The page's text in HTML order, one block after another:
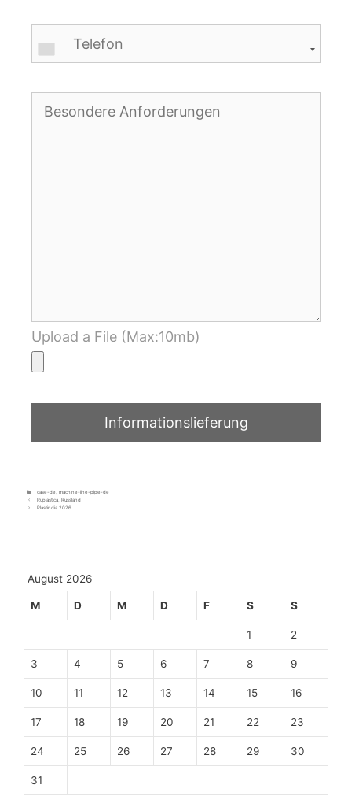
Upload a File (Max:10mb)
case-de
machine-line-pipe-de
Ruplastica, Russland
Plastindia 2026
August 2026
M D M D F S S
1 2
3 4 5 6 7 8 9
10 11 12 13 14 15 16
17 18 19 20 21 22 23
24 25 26 27 28 29 30
31